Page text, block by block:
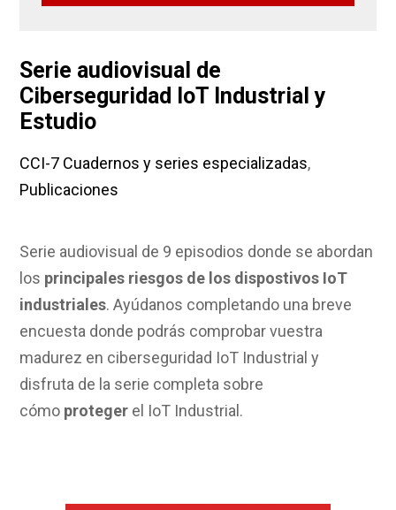
Serie audiovisual de
Ciberseguridad IoT Industrial y
Estudio
CCI-7 Cuadernos y series especializadas,
Publicaciones
Serie audiovisual de 9 episodios donde se abordan
los principales riesgos de los dispostivos IoT
industriales. Ayúdanos completando una breve
encuesta donde podrás comprobar vuestra
madurez en ciberseguridad IoT Industrial y
disfruta de la serie completa sobre
cómo proteger el IoT Industrial.